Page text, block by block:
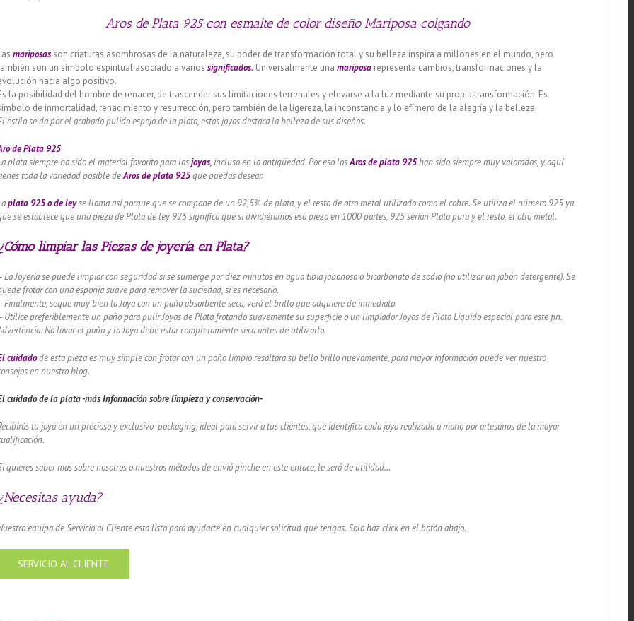
Aros de Plata 925 con esmalte de color diseño Mariposa colgando
mariposas son criaturas asombrosas de la naturaleza, su poder de transformación total y su belleza inspira a millones en el mundo, pero
son un símbolo espiritual asociado a variossignificados. Universalmente unamariposa representa cambios, transformaciones y la
hacia algo positivo.
la posibilidad del hombre de renacer, de trascender sus limitaciones terrenales y elevarse a la luz mediante su propia transformación. Es
de inmortalidad, renacimiento y resurrección, pero también de la ligereza, la inconstancia y lo efímero de la alegría y la belleza.
estilo se da por el acabado pulido espejo de la plata, estas joyas destaca la belleza de sus diseños.
de Plata 925
plata siempre ha sido el material favorito para lasjoyas,incluso en la antigüedad. Por eso losArosde plata 925han sido siempre muy valorados, y aquí
toda la variedad posible deAros de plata 925que puedas desear.
plata 925 o de leyse llama así porque que se compone de un 92,5% de plata, y el resto de otro metal utilizado como el cobre. Se utiliza el número 925 ya
se establece que una pieza de Plata de ley 925 significa que si dividiéramos esa pieza en 1000 partes, 925 serían Plata pura y el resto, el otro metal.
limpiar las Piezas de joyería en Plata?
La Joyería se puede limpiar con seguridad si se sumerge por diez minutos en agua tibia jabonosa o bicarbonato de sodio (no utilizar un jabón detergente). Se
frotar con una esponja suave para remover la suciedad, si es necesario.
Finalmente, seque muy bien la Joya con un paño absorbente seco, verá el brillo que adquiere de inmediato.
Utilice preferiblemente un paño para pulir Joyas de Plata frotando suavemente su superficie o un limpiador Joyas de Plata Líquido especial para este fin.
No lavar el paño y la Joya debe estar completamente seca antes de utilizarlo.
cuidadode esta pieza es muy simple con frotar con un paño limpio resaltara su bello brillo nuevamente, para mayor información puede ver nuestro
en nuestro blog.
cuidado dela plata -más Información sobre limpieza y conservación-
tu joya en un precioso y exclusivo packaging, ideal para servir a tus clientes, que identifica cada joya realizada a mano por artesanos de la mayor
quieres saber mas sobre nosotros o nuestros métodos de envió pinche en este enlace, le será de utilidad…
ayuda?
equipo de Servicio al Cliente esta listo para ayudarte en cualquier solicitud que tengas. Solo haz click en el botón abajo.
SERVICIO AL CLIENTE